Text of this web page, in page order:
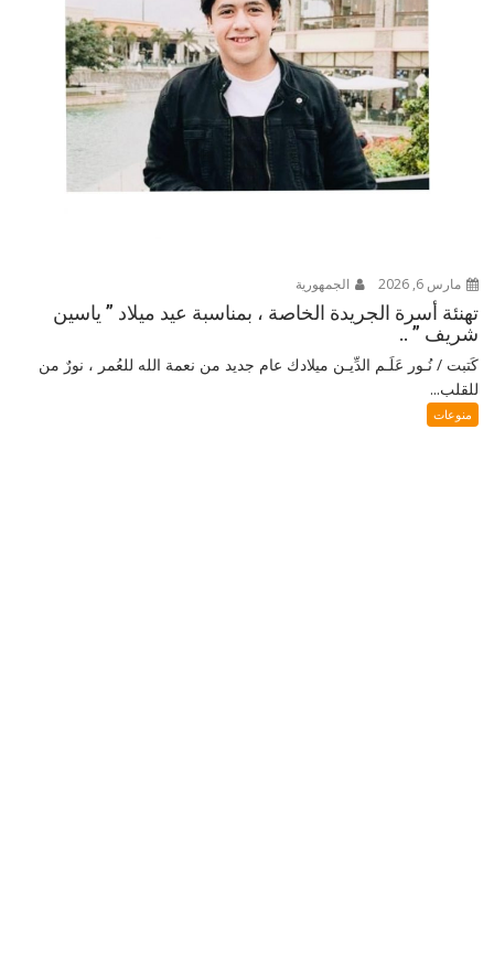
مارس 6, 2026 الجمهورية
تهنئة أسرة الجريدة الخاصة ، بمناسبة عيد ميلاد ” ياسين
شريف ” ..
كَتبت / نُـور عَلَـم الدِّيـن ميلادك عام جديد من نعمة الله للعُمر ، نورٌ من
للقلب...
منوعات